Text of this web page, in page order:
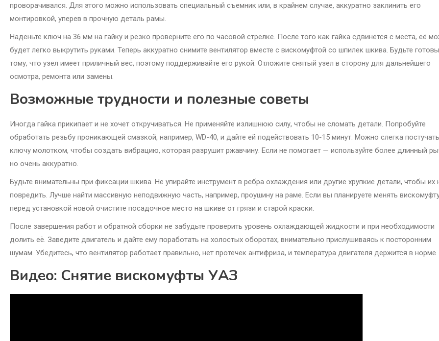
проворачивался. Для этого можно использовать специальный съемник или, в крайнем случае, аккуратно заклинить его
монтировкой, уперев в прочную деталь рамы.
Наденьте ключ на 36 мм на гайку и резко проверните его по часовой стрелке. После того как гайка сдвинется с места, её
будет легко выкрутить руками. Теперь аккуратно снимите вентилятор вместе с вискомуфтой со шпилек шкива. Будьте
тому, что узел имеет приличный вес, поэтому поддерживайте его рукой. Отложите снятый узел в сторону для дальнейшего
осмотра, ремонта или замены.
Возможные трудности и полезные советы
Иногда гайка прикипает и не хочет откручиваться. Не применяйте излишнюю силу, чтобы не сломать детали. Попробуйте
обработать резьбу проникающей смазкой, например, WD-40, и дайте ей подействовать 10-15 минут. Можно слегка
ключу молотком, чтобы создать вибрацию, которая разрушит ржавчину. Если не помогает — используйте более длинный
но очень аккуратно.
Будьте внимательны при фиксации шкива. Не упирайте инструмент в ребра охлаждения или другие хрупкие детали, чтобы их
повредить. Лучше найти массивную неподвижную часть, например, проушину на раме. Если вы планируете менять
перед установкой новой очистите посадочное место на шкиве от грязи и старой краски.
После завершения работ и обратной сборки не забудьте проверить уровень охлаждающей жидкости и при необходимости
долить её. Заведите двигатель и дайте ему поработать на холостых оборотах, внимательно прислушиваясь к посторонним
шумам. Убедитесь, что вентилятор работает правильно, нет протечек антифриза, и температура двигателя держится в норме.
Видео: Снятие вискомуфты УАЗ